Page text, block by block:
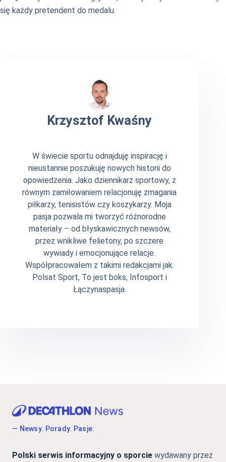
się każdy pretendent do medalu.
Krzysztof Kwaśny
W świecie sportu odnajduję inspirację i
nieustannie poszukuję nowych historii do
opowiedzenia. Jako dziennikarz sportowy, z
równym zamiłowaniem relacjonuję zmagania
piłkarzy, tenisistów czy koszykarzy. Moja
pasja pozwala mi tworzyć różnorodne
materiały – od błyskawicznych newsów,
przez wnikliwe felietony, po szczere
wywiady i emocjonujące relacje.
Współpracowałem z takimi redakcjami jak:
Polsat Sport, To jest boks, Infosport i
Łączynaspasja.
— Newsy. Porady. Pasje.
Polski serwis informacyjny o sporcie wydawany przez